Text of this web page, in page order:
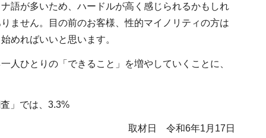
語が多いため、ハードルが高く感じられるかもしれ
ません。目の前のお客様、性的マイノリティの方は
めればいいと思います。
人ひとりの「できること」を増やしていくことに、
」では、3.3%
取材日 令和6年1月17日